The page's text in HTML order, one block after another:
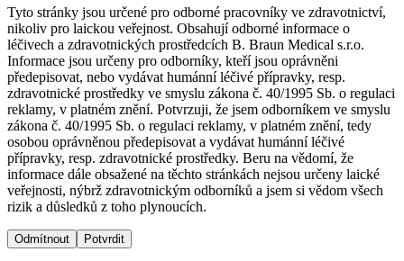
Prevence a kontrola infekcí
Uzavírání ran
Řešení
Terapie
Dialyzační střediska​
B. Braun Avitum poskytuje kvalitní dialyzační péči ve všech
svých střediscích v České republice. Více informací se
dozvíte na stránkách jednotlivých středisek.
Nabídky pracovních míst
Objevte své kariérní příležitosti ​v B. Braun. Vyhledejte náš trh
práce​ pro zajímavé pozice.​
Odpovědnost
Média
Kontakt
Tyto stránky jsou určené pro odborné pracovníky ve zdravotnictví,
nikoliv pro laickou veřejnost. Obsahují odborné informace o
léčivech a zdravotnických prostředcích B. Braun Medical s.r.o.
Informace jsou určeny pro odborníky, kteří jsou oprávněni
předepisovat, nebo vydávat humánní léčivé přípravky, resp.
zdravotnické prostředky ve smyslu zákona č. 40/1995 Sb. o regulaci
reklamy, v platném znění. Potvrzuji, že jsem odborníkem ve smyslu
zákona č. 40/1995 Sb. o regulaci reklamy, v platném znění, tedy
osobou oprávněnou předepisovat a vydávat humánní léčivé
přípravky, resp. zdravotnické prostředky. Beru na vědomí, že
informace dále obsažené na těchto stránkách nejsou určeny laické
veřejnosti, nýbrž zdravotnickým odborníků a jsem si vědom všech
rizik a důsledků z toho plynoucích.
Odmítnout Potvrdit